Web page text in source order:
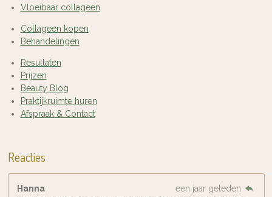
Vloeibaar collageen
Collageen kopen
Behandelingen
Resultaten
Prijzen
Beauty Blog
Praktijkruimte huren
Afspraak & Contact
Reacties
Hanna
een jaar geleden